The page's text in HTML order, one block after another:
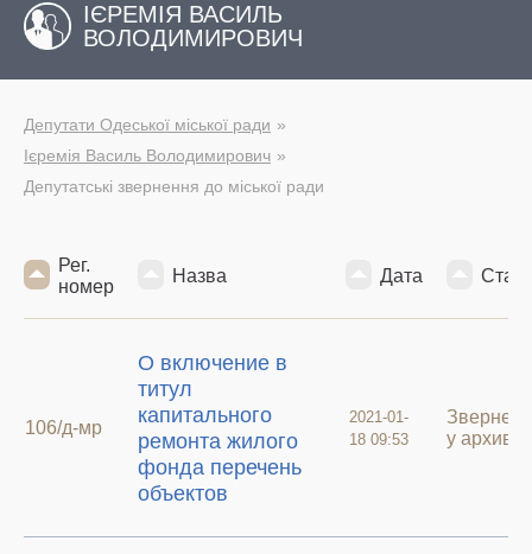
ІЄРЕМІЯ ВАСИЛЬ
ВОЛОДИМИРОВИЧ
Депутати Одеської міської ради
Ієремія Василь Володимирович
Депутатські звернення до міської ради
Рег.
номер
Назва Дата
106/д-мр
О включение в
титул
капитального
ремонта жилого
фонда перечень
объектов
2021-01-
18 09:53
у архиві